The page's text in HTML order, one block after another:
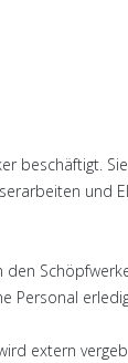
beschäftigt.
und
Personal
extern